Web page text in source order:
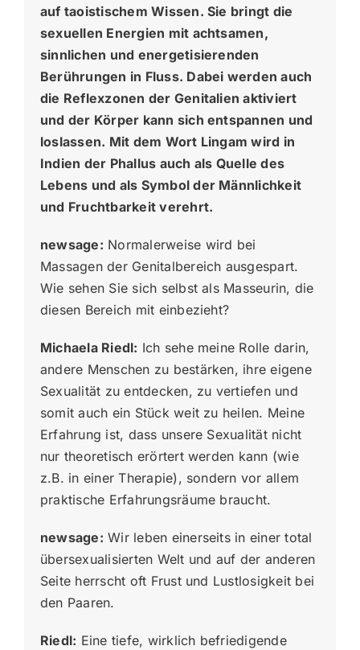
auf taoistischem Wissen. Sie bringt die
sexuellen Energien mit achtsamen,
sinnlichen und energetisierenden
Berührungen in Fluss. Dabei werden auch
die Reflexzonen der Genitalien aktiviert
und der Körper kann sich entspannen und
loslassen. Mit dem Wort Lingam wird in
Indien der Phallus auch als Quelle des
Lebens und als Symbol der Männlichkeit
und Fruchtbarkeit verehrt.
newsage: Normalerweise wird bei
Massagen der Genitalbereich ausgespart.
Wie sehen Sie sich selbst als Masseurin, die
diesen Bereich mit einbezieht?
Michaela Riedl: Ich sehe meine Rolle darin,
andere Menschen zu bestärken, ihre eigene
Sexualität zu entdecken, zu vertiefen und
somit auch ein Stück weit zu heilen. Meine
Erfahrung ist, dass unsere Sexualität nicht
nur theoretisch erörtert werden kann (wie
z.B. in einer Therapie), sondern vor allem
praktische Erfahrungsräume braucht.
newsage: Wir leben einerseits in einer total
übersexualisierten Welt und auf der anderen
Seite herrscht oft Frust und Lustlosigkeit bei
den Paaren.
Riedl: Eine tiefe, wirklich befriedigende